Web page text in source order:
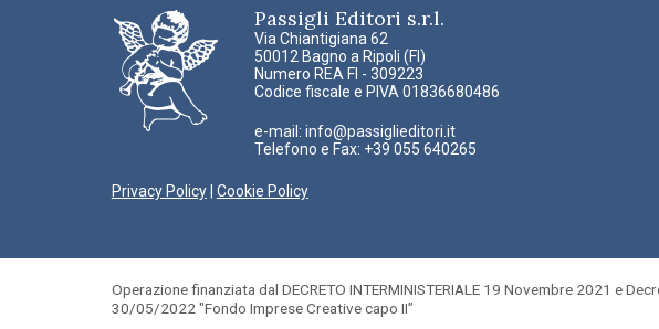
Passigli Editori s.r.l.
Via Chiantigiana 62
50012 Bagno a Ripoli (FI)
Numero REA FI - 309223
Codice fiscale e PIVA 01836680486
e-mail: info@passiglieditori.it
Telefono e Fax: +39 055 640265
Privacy Policy Cookie Policy
Operazione finanziata dal DECRETO INTERMINISTERIALE 19 Novembre 2021 e
30/05/2022 "Fondo Imprese Creative capo II”